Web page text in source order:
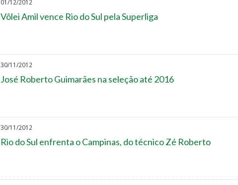
01/12/2012
Vôlei Amil vence Rio do Sul pela Superliga
30/11/2012
José Roberto Guimarães na seleção até 2016
30/11/2012
Rio do Sul enfrenta o Campinas, do técnico Zé Roberto